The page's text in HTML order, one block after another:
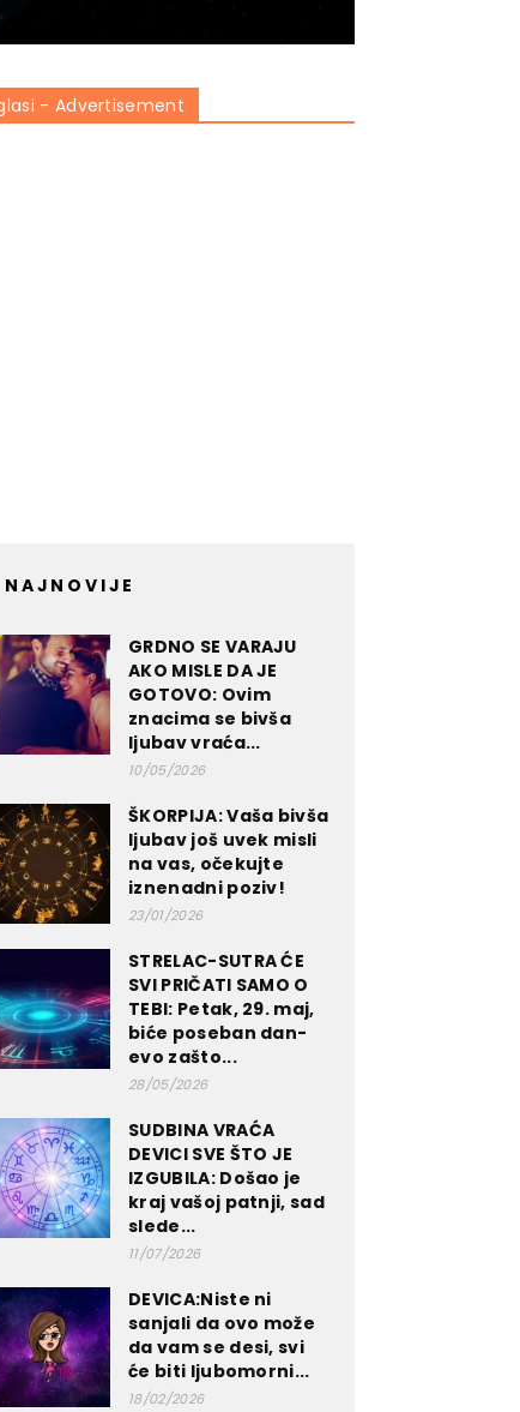
- Advertisement
NAJNOVIJE
GRDNO SE VARAJU
AKO MISLE DA JE
GOTOVO: Ovim
znacima se bivša
ljubav vraća...
10/05/2026
ŠKORPIJA: Vaša bivša
ljubav još uvek misli
na vas, očekujte
iznenadni poziv!
23/01/2026
STRELAC-SUTRA ĆE
SVI PRIČATI SAMO O
TEBI: Petak, 29. maj,
biće poseban dan-
evo zašto...
28/05/2026
SUDBINA VRAĆA
DEVICI SVE ŠTO JE
IZGUBILA: Došao je
kraj vašoj patnji, sad
slede...
11/07/2026
DEVICA:Niste ni
sanjali da ovo može
da vam se desi, svi
će biti ljubomorni...
18/02/2026